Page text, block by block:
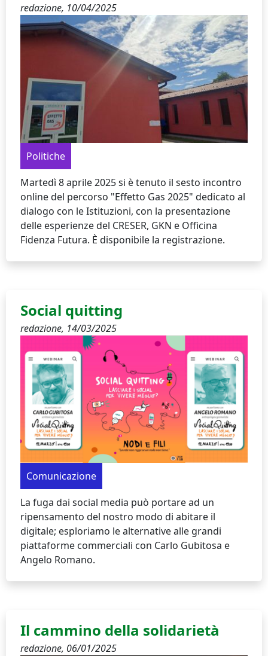
redazione, 10/04/2025
Politiche
Martedì 8 aprile 2025 si è tenuto il sesto incontro
online del percorso "Effetto Gas 2025" dedicato al
dialogo con le Istituzioni, con la presentazione
delle esperienze del CRESER, GKN e Officina
Fidenza Futura. È disponibile la registrazione.
Social quitting
redazione, 14/03/2025
Comunicazione
La fuga dai social media può portare ad un
ripensamento del nostro modo di abitare il
digitale; esploriamo le alternative alle grandi
piattaforme commerciali con Carlo Gubitosa e
Angelo Romano.
Il cammino della solidarietà
redazione, 06/01/2025